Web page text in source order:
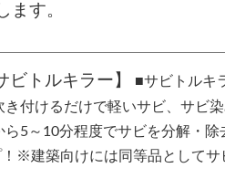
ます。
ビトルキラー】
■サビトルキ
付けるだけで軽いサビ、サビ
5～10分程度でサビを分解・除
※建築向けには同等品としてサ